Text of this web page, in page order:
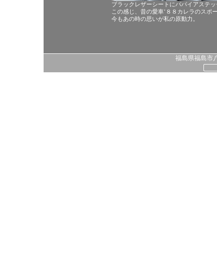
ブラックレザーシートにパパイアステ
この感じ、昔の愛車‘８８カレラのスポ
今もあの時の思いが私の原動力。
福島県福島市